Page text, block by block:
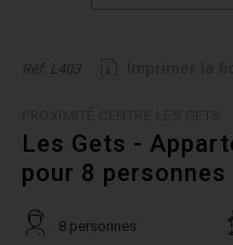
Réf. L403
Les Gets -
pour 8 personnes
8 personnes